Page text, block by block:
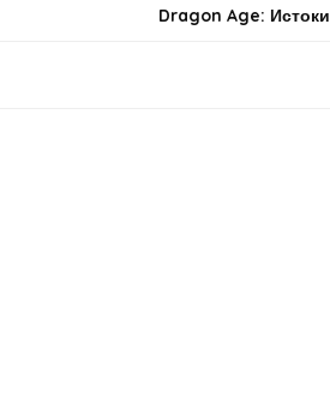
Dragon Age: Истоки